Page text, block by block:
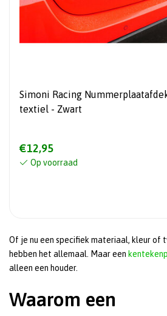
Simoni Racing
textiel - Zwart
€12,95
Op voorraad
Of je nu een specifiek materiaal, kleur of
hebben het allemaal. Maar een
alleen een houder.
Waarom een